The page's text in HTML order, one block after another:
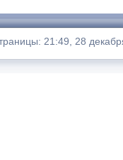
21:49, 28